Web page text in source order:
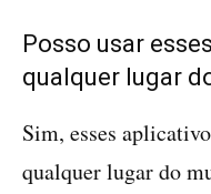
Posso usar
qualquer lugar
Sim, esses
qualquer lugar do